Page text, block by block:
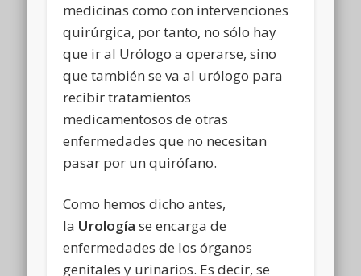
medicinas como con intervenciones
quirúrgica, por tanto, no sólo hay
que ir al Urólogo a operarse, sino
que también se va al urólogo para
recibir tratamientos
medicamentosos de otras
enfermedades que no necesitan
pasar por un quirófano.
Como hemos dicho antes,
la Urología se encarga de
enfermedades de los órganos
genitales y urinarios. Es decir, se